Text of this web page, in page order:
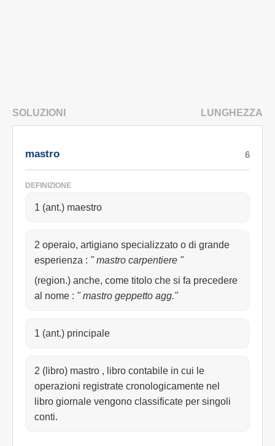
SOLUZIONI LUNGHEZZA
mastro
DEFINIZIONE
1 (ant.) maestro
2 operaio, artigiano specializzato o di grande
esperienza : " mastro carpentiere "
(region.) anche, come titolo che si fa precedere
al nome : " mastro geppetto agg."
1 (ant.) principale
2 (libro) mastro , libro contabile in cui le
operazioni registrate cronologicamente nel
libro giornale vengono classificate per singoli
conti.
6